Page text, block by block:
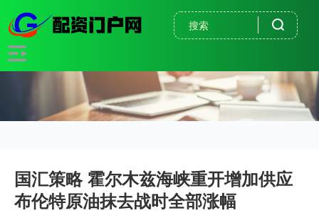
国汇策略 霍尔木兹海峡重开增加供应
布伦特原油抹去战时全部涨幅